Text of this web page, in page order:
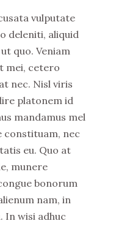
vulputate
deleniti, aliquid
quo. Veniam
mei, cetero
nec. Nisl viris
platonem id
mandamus mel
constituam, nec
eu. Quo at
munere
bonorum
nam, in
In wisi adhuc